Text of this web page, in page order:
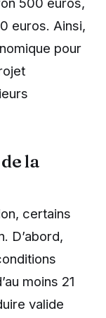
euros. Ainsi,
pour
la
certains
D’abord,
moins 21
valide